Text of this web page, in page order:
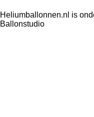
Heliumballonnen.nl is
Ballonstudio